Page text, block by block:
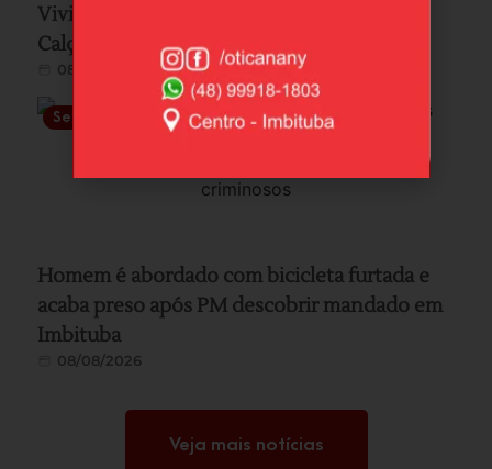
Viviany neste sábado, a partir das 10h no
Calçadão da cidade
08/08/2026
Segurança
Homem é abordado com bicicleta furtada e
acaba preso após PM descobrir mandado em
Imbituba
08/08/2026
Veja mais notícias